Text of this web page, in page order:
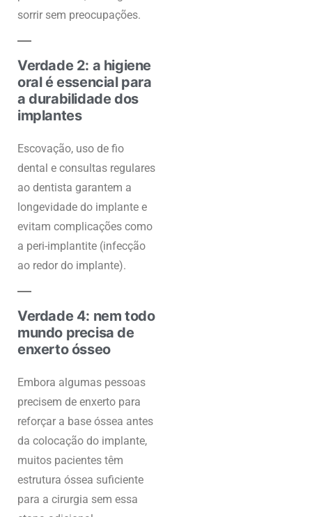
sorrir sem preocupações.
Verdade 2: a higiene
oral é essencial para
a durabilidade dos
implantes
Escovação, uso de fio
dental e consultas regulares
ao dentista garantem a
longevidade do implante e
evitam complicações como
a peri-implantite (infecção
ao redor do implante).
Verdade 4: nem todo
mundo precisa de
enxerto ósseo
Embora algumas pessoas
precisem de enxerto para
reforçar a base óssea antes
da colocação do implante,
muitos pacientes têm
estrutura óssea suficiente
para a cirurgia sem essa